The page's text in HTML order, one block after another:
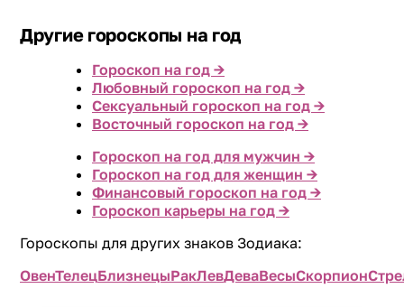
Другие гороскопы на год
Гороскоп на год →
Любовный гороскоп на год →
Сексуальный гороскоп на год →
Восточный гороскоп на год →
Гороскоп на год для мужчин →
Гороскоп на год для женщин →
Финансовый гороскоп на год →
Гороскоп карьеры на год →
Гороскопы для других знаков Зодиака:
ОвенТелецБлизнецыРакЛевДеваВесыСкорпион